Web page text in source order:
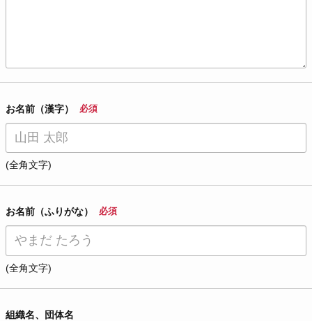
お名前（漢字） 必須
(全角文字)
お名前（ふりがな） 必須
(全角文字)
組織名、団体名